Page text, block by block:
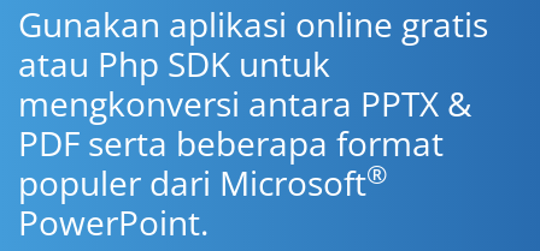
Gunakan aplikasi online gratis
atau Php SDK untuk
mengkonversi antara PPTX &
PDF serta beberapa format
populer dari Microsoft®
PowerPoint.